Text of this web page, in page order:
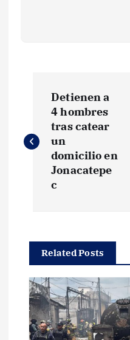
v
a
c
ó
Detienen a
4 hombres
tras catear
un
domicilio en
Jonacatepe
c
Related Posts